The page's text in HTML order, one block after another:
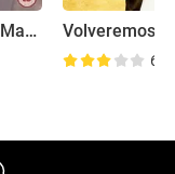
The Man Who Made Husbands Jealous
6.9